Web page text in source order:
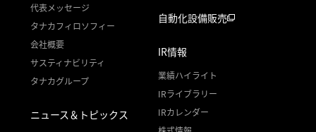
代表メッセージ
タナカフィロソフィー
会社概要
サスティナビリティ
タナカグループ
ニュース＆トピックス
自動化設備販売
IR情報
業績ハイライト
IRライブラリー
IRカレンダー